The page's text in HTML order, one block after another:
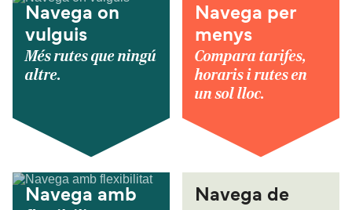
Navega on
vulguis
Més rutes que ningú
altre.
Navega per
menys
Compara tarifes,
horaris i rutes en
un sol lloc.
Navega amb
Navega de